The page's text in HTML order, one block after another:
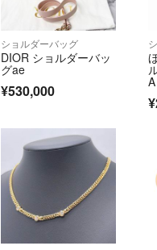
商品発送には
心がけておりま
北海道からの
合が御座います
商品の状態は
目、色味など、
商品の状態な
もご質問、追
載しておりま
事実と異なる評
上げ、情報を
ショルダーバッグ
DIOR ショルダーバッ
グae
¥530,000